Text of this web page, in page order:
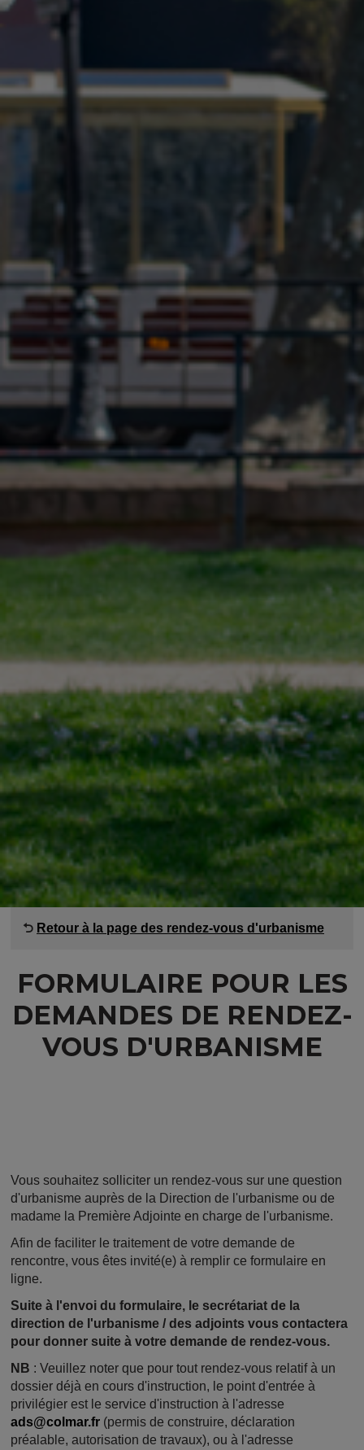
⮌ Retour à la page des rendez-vous d'urbanisme
FORMULAIRE POUR LES
DEMANDES DE RENDEZ-
VOUS D'URBANISME
Vous souhaitez solliciter un rendez-vous sur une question
d'urbanisme auprès de la Direction de l'urbanisme ou de
madame la Première Adjointe en charge de l'urbanisme.
Afin de faciliter le traitement de votre demande de
rencontre, vous êtes invité(e) à remplir ce formulaire en
ligne.
Suite à l'envoi du formulaire, le secrétariat de la
direction de l'urbanisme / des adjoints vous contactera
pour donner suite à votre demande de rendez-vous.
NB : Veuillez noter que pour tout rendez-vous relatif à un
dossier déjà en cours d'instruction, le point d'entrée à
privilégier est le service d'instruction à l'adresse
ads@colmar.fr (permis de construire, déclaration
préalable, autorisation de travaux), ou à l'adresse